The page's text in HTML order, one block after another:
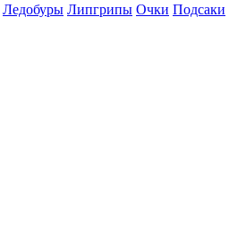
Ледобуры Липгрипы Очки Подсаки